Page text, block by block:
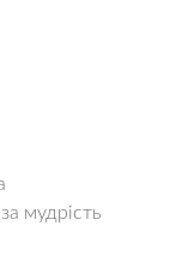
мудрість